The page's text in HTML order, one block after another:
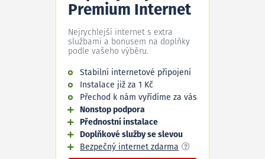
Premium Internet
Nejrychlejší internet s extra
službami a bonusem na doplňky
podle vašeho výběru.
Stabilní internetové připojení
Instalace již za 1 Kč
Přechod k nám vyřídíme za vás
Nonstop podpora
Přednostní instalace
Doplňkové služby se slevou
Bezpečný internet zdarma